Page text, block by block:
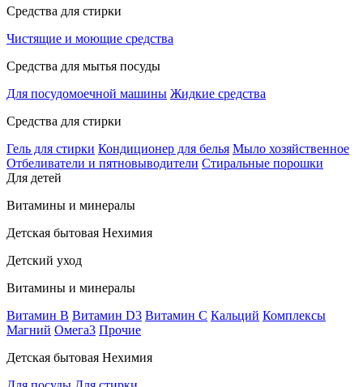
Средства для стирки
Чистящие и моющие средства
Средства для мытья посуды
Для посудомоечной машины Жидкие средства
Средства для стирки
Гель для стирки Кондиционер для белья Мыло хозяйственное
Отбеливатели и пятновыводители Стиральные порошки
Для детей
Витамины и минералы
Детская бытовая Нехимия
Детский уход
Витамины и минералы
Витамин В Витамин D3 Витамин С Кальций Комплексы
Магний Омега3 Прочие
Детская бытовая Нехимия